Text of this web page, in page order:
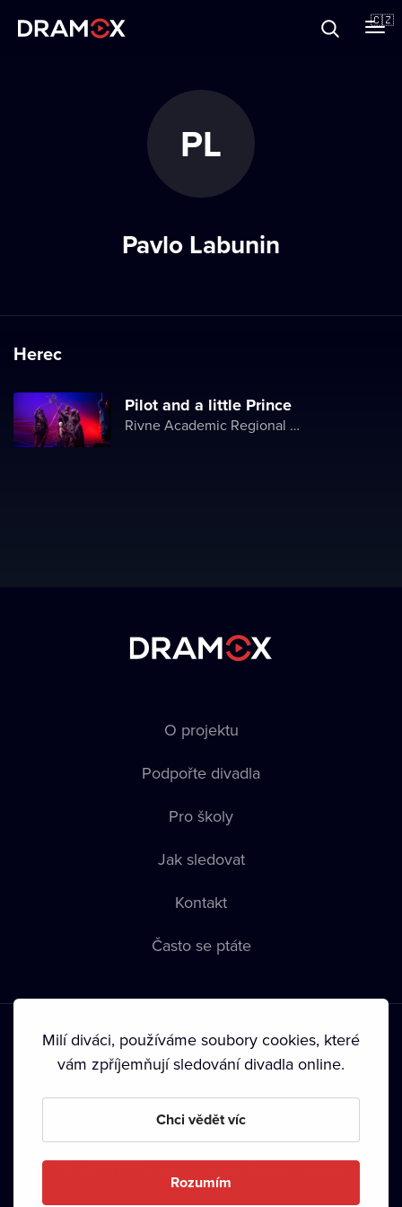
🇨🇿
PL
Pavlo Labunin
Herec
Pilot and a little Prince
Rivne Academic Regional Puppet Theater
O projektu
Podpořte divadla
Pro školy
Jak sledovat
Kontakt
Často se ptáte
Podmínky používání • Ochrana soukromí • Zásady používání
• Autorská práva•
Milí diváci, používáme soubory cookies, které
vám zpříjemňují sledování divadla online.
Chci vědět víc
Rozumím